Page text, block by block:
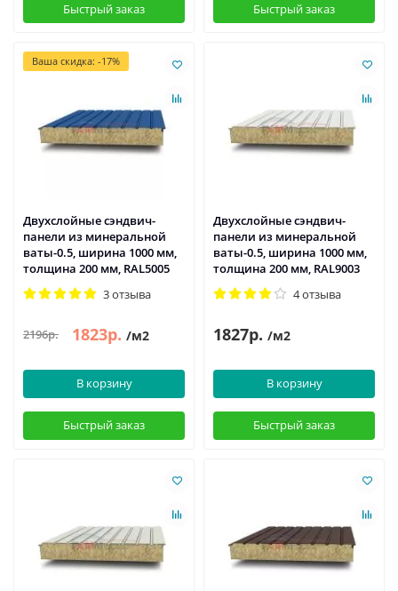
Быстрый заказ Быстрый заказ
Ваша скидка: -17%
Двухслойные сэндвич-
панели из минеральной
ваты-0.5, ширина 1000 мм,
толщина 200 мм, RAL5005
3 отзыва
2196р. 1823р. /м2
В корзину
Быстрый заказ
Двухслойные сэндвич-
панели из минеральной
ваты-0.5, ширина 1000 мм,
толщина 200 мм, RAL9003
4 отзыва
1827р. /м2
В корзину
Быстрый заказ